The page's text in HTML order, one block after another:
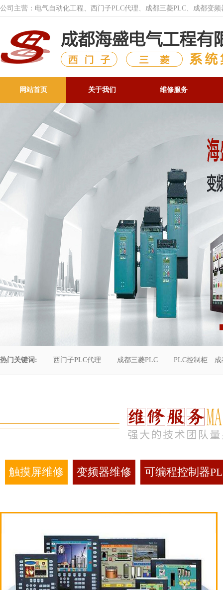
公司主营：电气自动化工程、西门子PLC代理、成都三菱PLC、成都变
网站首页 关于我们 维修服务
热门关键词: 西门子PLC代理 成都三菱PLC PLC控制柜
触摸屏维修 变频器维修 可编程控制器